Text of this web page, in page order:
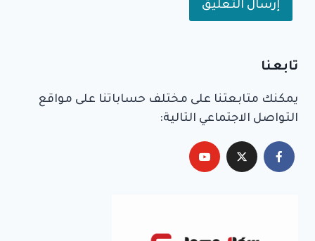
تابعنا
يمكنك متابعتنا على مختلف حساباتنا على مواقع
التواصل الاجتماعي التالية: